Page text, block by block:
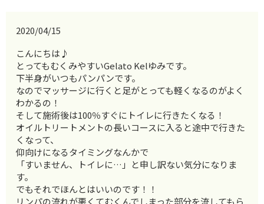
2020/04/15
こんにちは♪
とってもむくみやすいGelato Kelゆみです。
下半身がいつもパンパンです。
なのでマッサージに行くと足がとっても軽くなるのがよく
わかるの！
そして施術後は100％すぐにトイレに行きたくなる！
オイルトリートメントの長いコースに入ると途中で行きた
くなって、
仰向けになるタイミングなんかで
「すいません、トイレに…」と申し訳ない気分になりま
す。
でもそれでほんとはいいのです！！
リンパの流れが悪くてむくんでしまった部分を流してもら